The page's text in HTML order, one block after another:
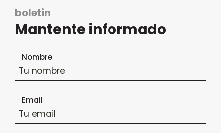
boletin
Mantente informado
Formulario de suscripción al boletín
Nombre
Email